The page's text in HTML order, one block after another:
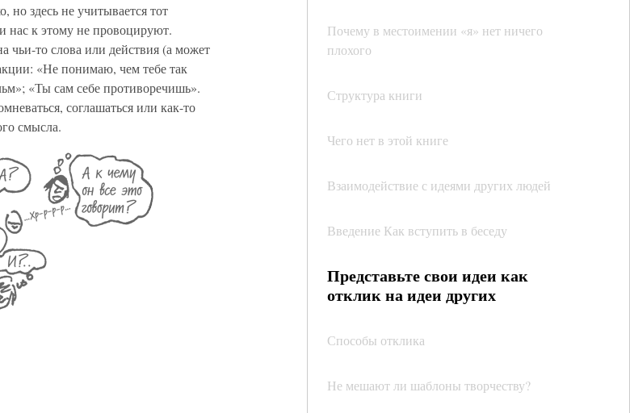
Почему в местоимении «я» нет ничего
плохого
Структура книги
Чего нет в этой книге
Взаимодействие с идеями других людей
Введение Как вступить в беседу
Представьте свои идеи как
отклик на идеи других
Способы отклика
Не мешают ли шаблоны творчеству?
но здесь не учитывается тот
к этому не провоцируют.
чьи-то слова или действия (а может
«Не понимаю, чем тебе так
«Ты сам себе противоречишь».
соглашаться или как-то
смысла.